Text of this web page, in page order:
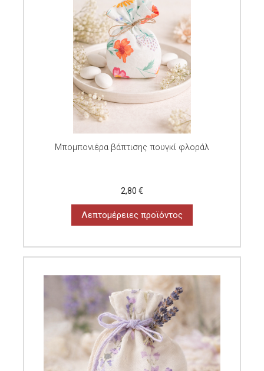
Μπομπονιέρα βάπτισης πουγκί φλοράλ
2,80 €
Λεπτομέρειες προϊόντος